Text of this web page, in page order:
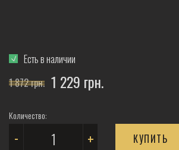
Есть в наличии
1 872 грн. 1 229 грн.
Количество:
- + КУПИТЬ